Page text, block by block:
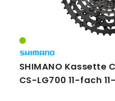
SHIMANO Kassette
CS-LG700 11-fach